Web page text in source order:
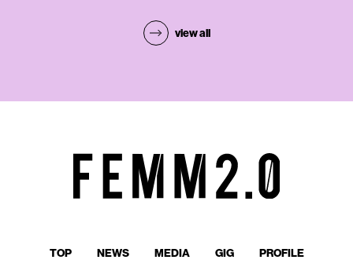
view all
TOP NEWS MEDIA GIG PROFILE